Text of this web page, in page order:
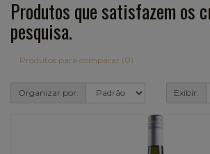
Produtos que satisfazem os
pesquisa.
Produtos para comparar (0)
Organizar por: Exibir: